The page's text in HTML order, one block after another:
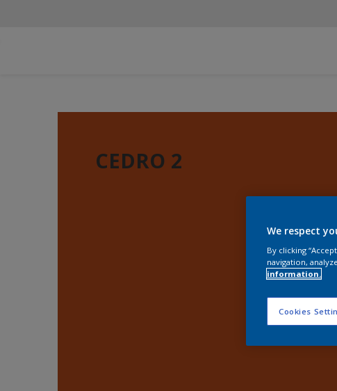
CEDRO 2
We respect
By clicking
navigation,
information.
Cookies